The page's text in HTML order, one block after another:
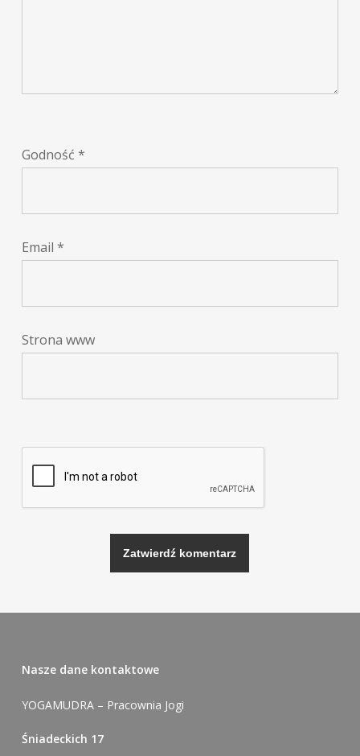
Godność *
Email *
Strona www
Nasze dane kontaktowe
YOGAMUDRA – Pracownia Jogi
Śniadeckich 17